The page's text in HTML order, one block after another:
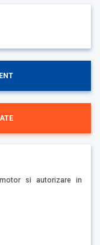
si autorizare in